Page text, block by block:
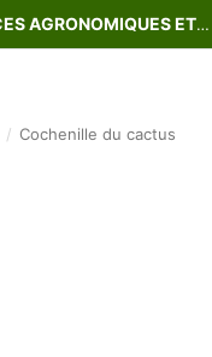
REVUE MAROCAINE DES SCIENCES AGRONOMIQUES ET VÉTÉRINAIRES
/ Cochenille du cactus